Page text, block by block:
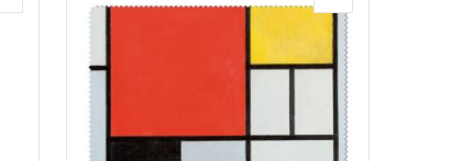
aan
verlanglijst